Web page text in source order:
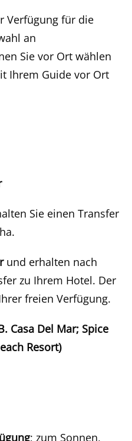
Verfügung für die
an
Sie vor Ort wählen
Ihrem Guide vor Ort
Sie einen Transfer
und erhalten nach
zu Ihrem Hotel. Der
freien Verfügung.
Casa Del Mar; Spice
Resort)
; zum Sonnen,